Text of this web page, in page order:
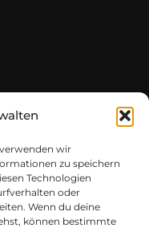
wir
zu speichern
Technologien
oder
Wenn du deine
können bestimmte